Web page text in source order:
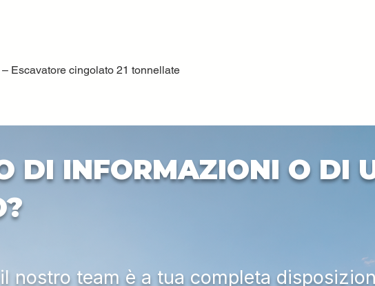
Vista rapida
Escavatore cingolato 21 tonnellate
DI INFORMAZIONI O DI
nostro team è a tua completa